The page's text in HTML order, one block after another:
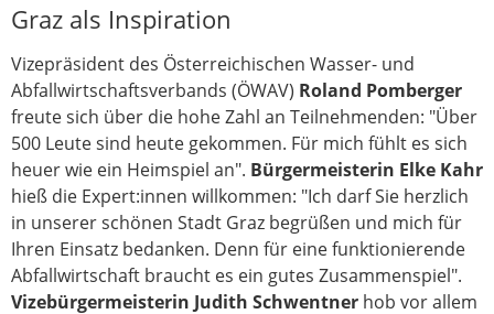
Graz als Inspiration
Vizepräsident des Österreichischen Wasser- und
Abfallwirtschaftsverbands (ÖWAV) Roland Pomberger
freute sich über die hohe Zahl an Teilnehmenden: "Über
500 Leute sind heute gekommen. Für mich fühlt es sich
heuer wie ein Heimspiel an". Bürgermeisterin Elke Kahr
hieß die Expert:innen willkommen: "Ich darf Sie herzlich
in unserer schönen Stadt Graz begrüßen und mich für
Ihren Einsatz bedanken. Denn für eine funktionierende
Abfallwirtschaft braucht es ein gutes Zusammenspiel".
Vizebürgermeisterin Judith Schwentner hob vor allem